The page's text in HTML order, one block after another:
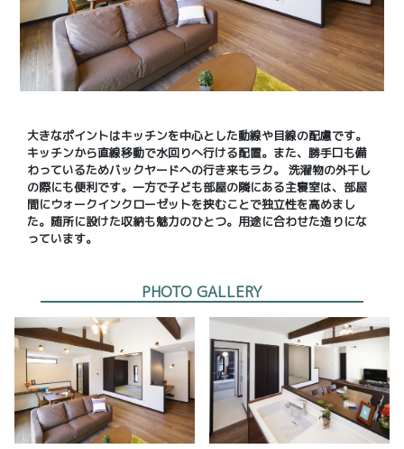
大きなポイントはキッチンを中心とした動線や目線の配慮です。
キッチンから直線移動で水回りへ行ける配置。また、勝手口も備
わっているためバックヤードへの行き来もラク。 洗濯物の外干し
の際にも便利です。一方で子ども部屋の隣にある主寝室は、部屋
間にウォークインクローゼットを挟むことで独立性を高めまし
た。随所に設けた収納も魅力のひとつ。用途に合わせた造りにな
っています。
PHOTO GALLERY